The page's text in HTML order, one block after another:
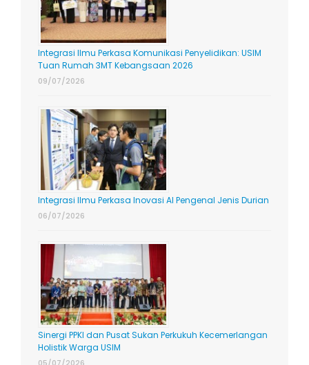
Integrasi Ilmu Perkasa Komunikasi Penyelidikan: USIM
Tuan Rumah 3MT Kebangsaan 2026
09/07/2026
Integrasi Ilmu Perkasa Inovasi AI Pengenal Jenis Durian
06/07/2026
Sinergi PPKI dan Pusat Sukan Perkukuh Kecemerlangan
Holistik Warga USIM